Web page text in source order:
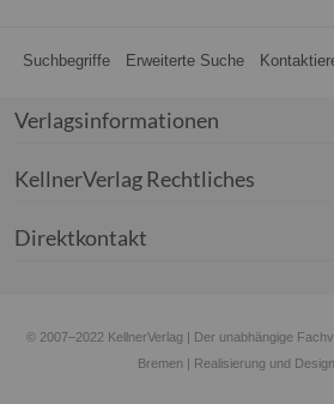
Suchbegriffe Erweiterte Suche
Verlagsinformationen
KellnerVerlag Rechtliches
Direktkontakt
© 2007–2022 KellnerVerlag | Der unabhängige
Bremen | Realisierung und